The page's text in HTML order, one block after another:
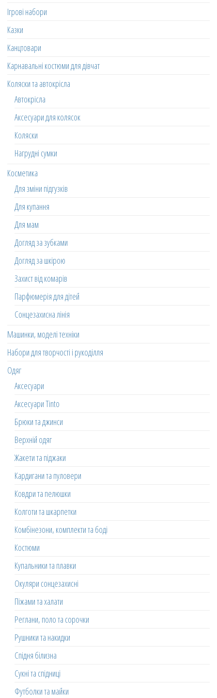
Ігрові набори
Казки
Канцтовари
Карнавальні костюми для дівчат
Коляски та автокрісла
Автокрісла
Аксесуари для колясок
Коляски
Нагрудні сумки
Косметика
Для зміни підгузків
Для купання
Для мам
Догляд за зубками
Догляд за шкірою
Захист від комарів
Парфюмерія для дітей
Сонцезахисна лінія
Машинки, моделі техніки
Набори для творчості і рукоділля
Одяг
Аксесуари
Аксесуари Tinto
Брюки та джинси
Верхній одяг
Жакети та піджаки
Кардигани та пуловери
Ковдри та пелюшки
Колготи та шкарпетки
Комбінезони, комплекти та боді
Костюми
Купальники та плавки
Окуляри сонцезахисні
Піжами та халати
Реглани, поло та сорочки
Рушники та накидки
Спідня білизна
Сукні та спідниці
Футболки та майки